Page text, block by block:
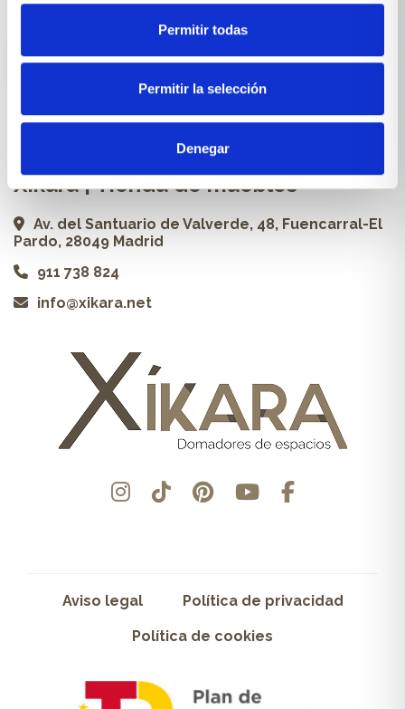
Permitir todas
Permitir la selección
Denegar
Profesionales
ES
Contacto
Xikara | Tienda de muebles
Av. del Santuario de Valverde, 48, Fuencarral-El
Pardo, 28049 Madrid
911 738 824
info@xikara.net
Aviso legal Política de privacidad
Política de cookies